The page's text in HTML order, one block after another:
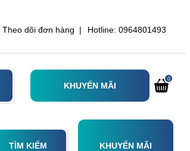
Theo dõi đơn hàng | Hotline: 0964801493
KHUYẾN MÃI
0
TÌM KIẾM KHUYẾN MÃI